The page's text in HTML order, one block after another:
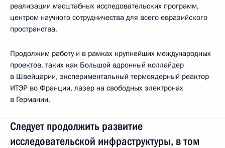
реализации масштабных исследовательских программ,
центром научного сотрудничества для всего евразийского
пространства.
Продолжим работу и в рамках крупнейших международных
проектов, таких как Большой адронный коллайдер
в Швейцарии, экспериментальный термоядерный реактор
ИТЭР во Франции, лазер на свободных электронах
в Германии.
Следует продолжить развитие
исследовательской инфраструктуры, в том